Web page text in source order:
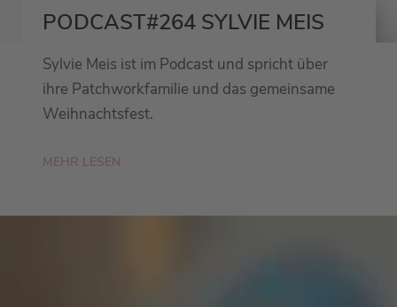
PODCAST#264 SYLVIE MEIS
Sylvie Meis ist im Podcast und spricht über
ihre Patchworkfamilie und das gemeinsame
Weihnachtsfest.
MEHR LESEN